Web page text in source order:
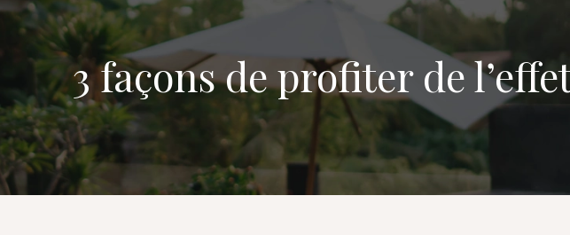
3 façons de profiter de